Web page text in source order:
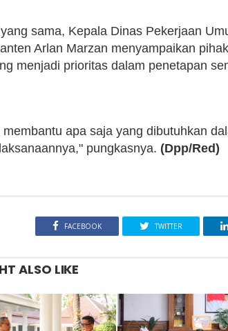
sama, Kepala Dinas Pekerjaan
Arlan Marzan menyampaikan
menjadi prioritas dalam penetapan
membantu apa saja yang dibutuhkan
pungkasnya. (Dpp/Red)
FACEBOOK TWITTER
ALSO LIKE